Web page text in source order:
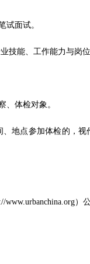
试面试。
技能、工作能力与岗位
、体检对象。
地点参加体检的，
）